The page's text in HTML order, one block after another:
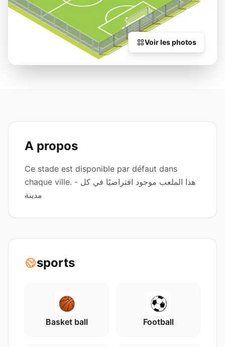
Voir les photos
A propos
Ce stade est disponible par défaut dans
chaque ville. - هذا الملعب موجود افتراضيًا في كل
مدينة
sports
Basket ball Football